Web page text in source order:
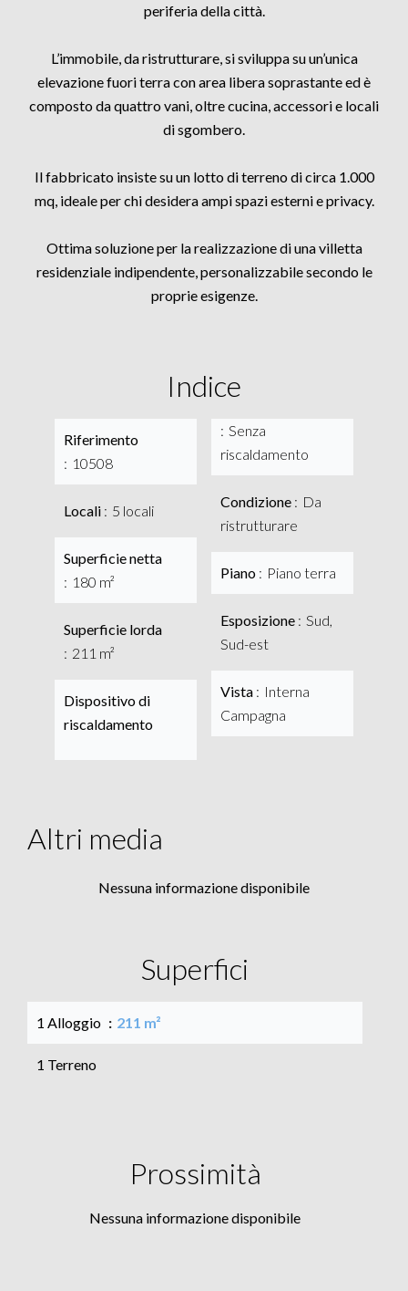
periferia della città.
L’immobile, da ristrutturare, si sviluppa su un’unica
elevazione fuori terra con area libera soprastante ed è
composto da quattro vani, oltre cucina, accessori e locali
di sgombero.
Il fabbricato insiste su un lotto di terreno di circa 1.000
mq, ideale per chi desidera ampi spazi esterni e privacy.
Ottima soluzione per la realizzazione di una villetta
residenziale indipendente, personalizzabile secondo le
proprie esigenze.
Indice
Riferimento
10508
Locali 5 locali
Superficie netta
180 m²
Superficie lorda
211 m²
Dispositivo di
riscaldamento
Senza
riscaldamento
Condizione
Da
ristrutturare
Piano Piano terra
Esposizione
Sud,
Sud-est
Vista
Interna
Campagna
Altri media
Nessuna informazione disponibile
Superfici
1 Alloggio 211 m²
1 Terreno
Prossimità
Nessuna informazione disponibile